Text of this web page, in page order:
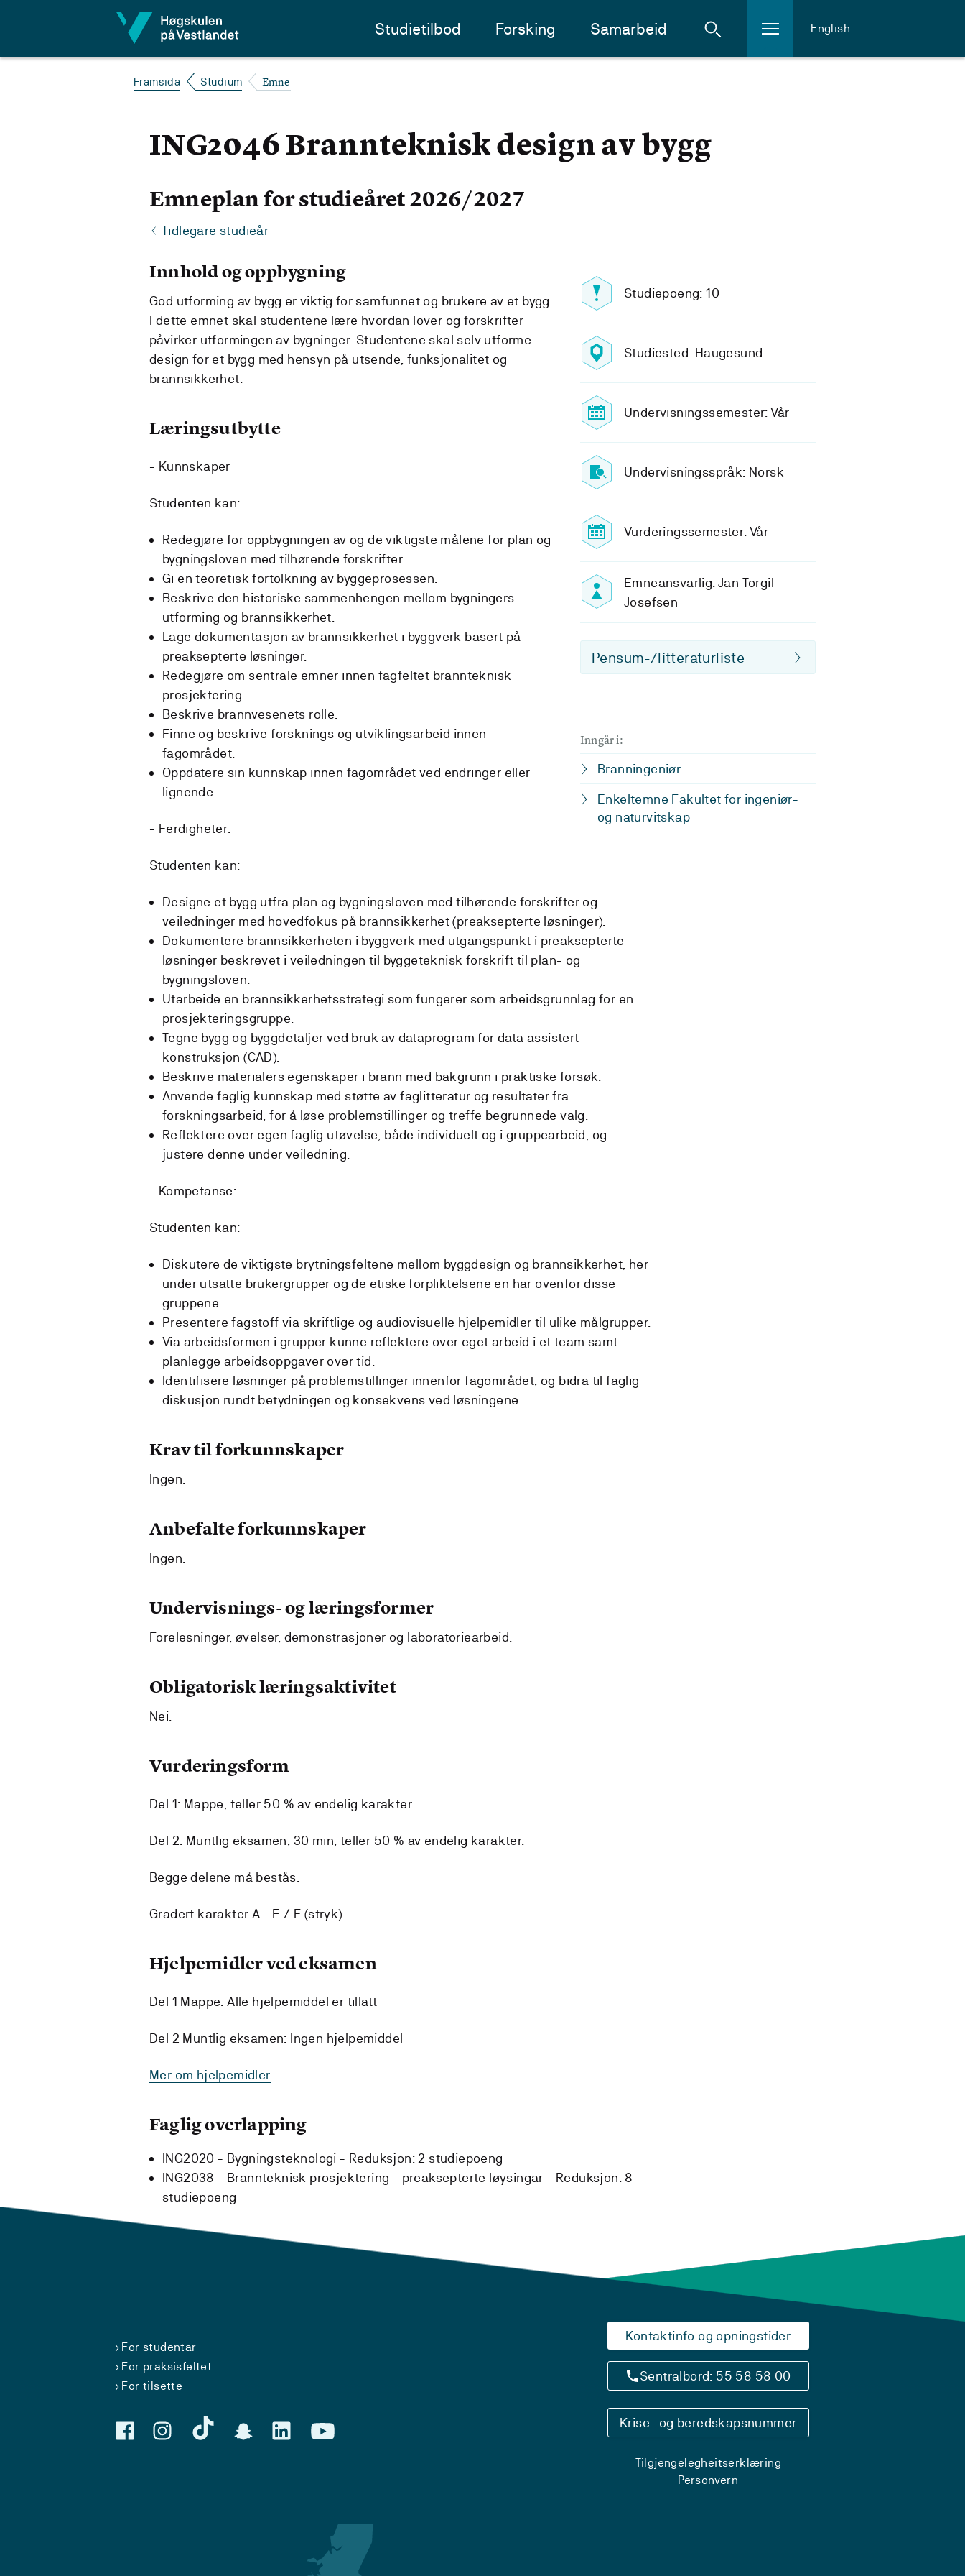
Studietilbod Forsking Samarbeid English
Framsida Studium Emne
ING2046 Brannteknisk design av bygg
Emneplan for studieåret 2026/2027
Tidlegare studieår
Studiepoeng: 10
Studiested: Haugesund
Undervisningssemester: Vår
Undervisningsspråk: Norsk
Vurderingssemester: Vår
Emneansvarlig: Jan Torgil
Josefsen
Pensum-/litteraturliste
Inngår i:
Branningeniør
Enkeltemne Fakultet for ingeniør-
og naturvitskap
Innhold og oppbygning
God utforming av bygg er viktig for samfunnet og brukere av et bygg.
I dette emnet skal studentene lære hvordan lover og forskrifter
påvirker utformingen av bygninger. Studentene skal selv utforme
design for et bygg med hensyn på utsende, funksjonalitet og
brannsikkerhet.
Læringsutbytte
- Kunnskaper
Studenten kan:
Redegjøre for oppbygningen av og de viktigste målene for plan og
bygningsloven med tilhørende forskrifter.
Gi en teoretisk fortolkning av byggeprosessen.
Beskrive den historiske sammenhengen mellom bygningers
utforming og brannsikkerhet.
Lage dokumentasjon av brannsikkerhet i byggverk basert på
preaksepterte løsninger.
Redegjøre om sentrale emner innen fagfeltet brannteknisk
prosjektering.
Beskrive brannvesenets rolle.
Finne og beskrive forsknings og utviklingsarbeid innen
fagområdet.
Oppdatere sin kunnskap innen fagområdet ved endringer eller
lignende
- Ferdigheter:
Studenten kan:
Designe et bygg utfra plan og bygningsloven med tilhørende forskrifter og
veiledninger med hovedfokus på brannsikkerhet (preaksepterte løsninger).
Dokumentere brannsikkerheten i byggverk med utgangspunkt i preaksepterte
løsninger beskrevet i veiledningen til byggeteknisk forskrift til plan- og
bygningsloven.
Utarbeide en brannsikkerhetsstrategi som fungerer som arbeidsgrunnlag for en
prosjekteringsgruppe.
Tegne bygg og byggdetaljer ved bruk av dataprogram for data assistert
konstruksjon (CAD).
Beskrive materialers egenskaper i brann med bakgrunn i praktiske forsøk.
Anvende faglig kunnskap med støtte av faglitteratur og resultater fra
forskningsarbeid, for å løse problemstillinger og treffe begrunnede valg.
Reflektere over egen faglig utøvelse, både individuelt og i gruppearbeid, og
justere denne under veiledning.
- Kompetanse:
Studenten kan:
Diskutere de viktigste brytningsfeltene mellom byggdesign og brannsikkerhet, her
under utsatte brukergrupper og de etiske forpliktelsene en har ovenfor disse
gruppene.
Presentere fagstoff via skriftlige og audiovisuelle hjelpemidler til ulike målgrupper.
Via arbeidsformen i grupper kunne reflektere over eget arbeid i et team samt
planlegge arbeidsoppgaver over tid.
Identifisere løsninger på problemstillinger innenfor fagområdet, og bidra til faglig
diskusjon rundt betydningen og konsekvens ved løsningene.
Krav til forkunnskaper
Ingen.
Anbefalte forkunnskaper
Ingen.
Undervisnings- og læringsformer
Forelesninger, øvelser, demonstrasjoner og laboratoriearbeid.
Obligatorisk læringsaktivitet
Nei.
Vurderingsform
Del 1: Mappe, teller 50 % av endelig karakter.
Del 2: Muntlig eksamen, 30 min, teller 50 % av endelig karakter.
Begge delene må bestås.
Gradert karakter A - E / F (stryk).
Hjelpemidler ved eksamen
Del 1 Mappe: Alle hjelpemiddel er tillatt
Del 2 Muntlig eksamen: Ingen hjelpemiddel
Mer om hjelpemidler
Faglig overlapping
ING2020 - Bygningsteknologi - Reduksjon: 2 studiepoeng
ING2038 - Brannteknisk prosjektering - preaksepterte løysingar - Reduksjon: 8
studiepoeng
For studentar
For praksisfeltet
For tilsette
Kontaktinfo og opningstider
Sentralbord: 55 58 58 00
Krise- og beredskapsnummer
Tilgjengelegheitserklæring
Personvern